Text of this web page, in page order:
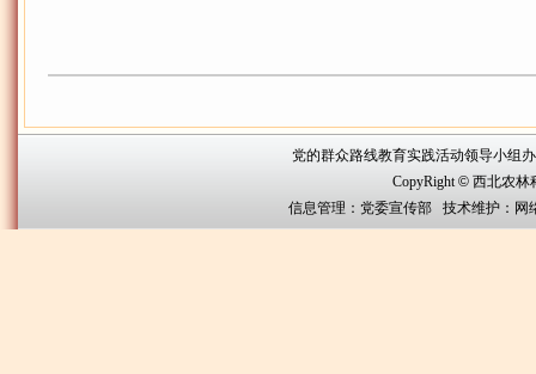
党的群众路线教育实践活动领导小组
CopyRight© 西北农林
信息管理：党委宣传部 技术维护：网